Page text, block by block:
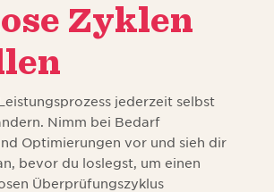
Zyklen
jederzeit selbst
Nimm bei Bedarf
Optimierungen vor und sieh dir
bevor du loslegst, um einen
Überprüfungszyklus